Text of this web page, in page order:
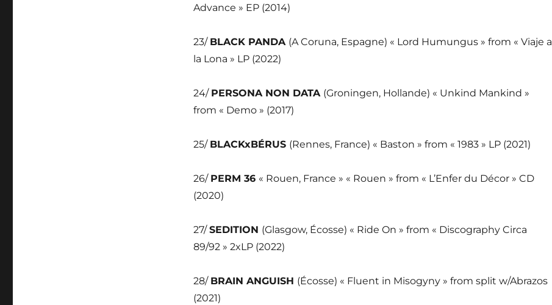
Advance » EP (2014)
23/ BLACK PANDA (A Coruna, Espagne) « Lord Humungus » from « Viaje a
la Lona » LP (2022)
24/ PERSONA NON DATA (Groningen, Hollande) « Unkind Mankind »
from « Demo » (2017)
25/ BLACKxBÉRUS (Rennes, France) « Baston » from « 1983 » LP (2021)
26/ PERM 36 « Rouen, France » « Rouen » from « L’Enfer du Décor » CD
(2020)
27/SEDITION (Glasgow, Écosse) « Ride On » from « Discography Circa
89/92 » 2xLP (2022)
28/ BRAIN ANGUISH (Écosse) « Fluent in Misogyny » from split w/Abrazos
(2021)